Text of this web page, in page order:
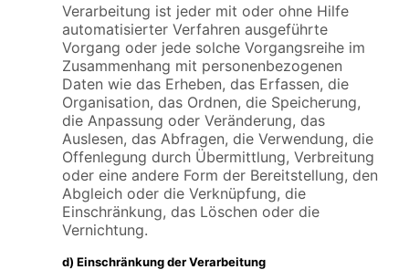
Verarbeitung ist jeder mit oder ohne Hilfe
automatisierter Verfahren ausgeführte
Vorgang oder jede solche Vorgangsreihe im
Zusammenhang mit personenbezogenen
Daten wie das Erheben, das Erfassen, die
Organisation, das Ordnen, die Speicherung,
die Anpassung oder Veränderung, das
Auslesen, das Abfragen, die Verwendung, die
Offenlegung durch Übermittlung, Verbreitung
oder eine andere Form der Bereitstellung, den
Abgleich oder die Verknüpfung, die
Einschränkung, das Löschen oder die
Vernichtung.
d) Einschränkung der Verarbeitung